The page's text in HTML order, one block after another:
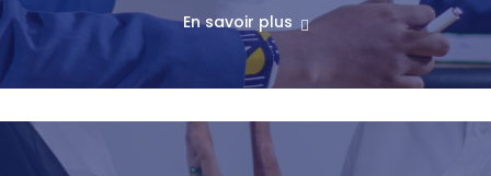
En savoir plus